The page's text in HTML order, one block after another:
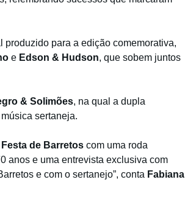
para a edição comemorativa,
e Edson & Hudson, que sobem juntos
& Solimões, na qual a dupla
sertaneja.
Festa de Barretos com uma roda
anos e uma entrevista exclusiva com
e com o sertanejo”, conta Fabiana